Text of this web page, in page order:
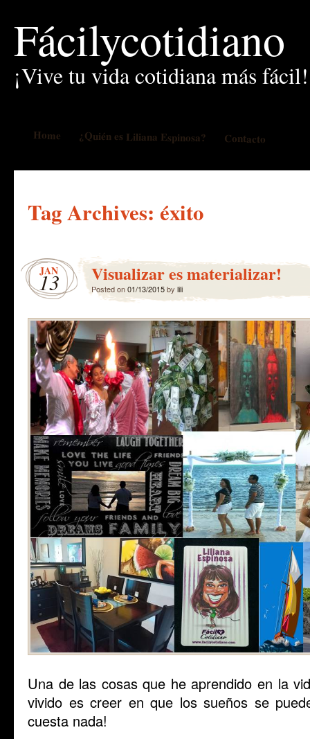
Fácilycotidiano
¡Vive tu vida cotidiana más fácil!
Home ¿Quién es Liliana Espinosa? Contacto
Tag Archives: éxito
JAN
13 Visualizar es materializar!
Posted on01/13/2015by lili
Una de las cosas que he aprendido en la
vivido es creer en que los sueños se
cuesta nada!